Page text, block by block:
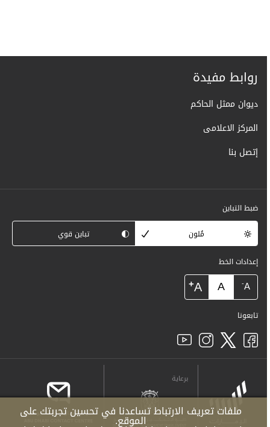
روابط مفيدة
ديوان ممثل الحاكم
المركز الاعلامى
إتصل بنا
ضبط التباين
مُلون
تباين قوي
إعدادات الخط
A
-
A
A
+
تابعونا
برعاية
ملفات تعريف الارتباط تساعدنا في تحسين تجربتك على
الموقع.